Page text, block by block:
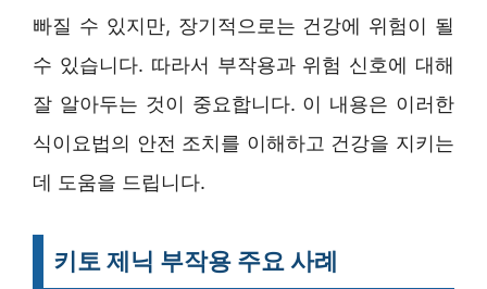
빠질 수 있지만, 장기적으로는 건강에 위험이 될
수 있습니다. 따라서 부작용과 위험 신호에 대해
잘 알아두는 것이 중요합니다. 이 내용은 이러한
식이요법의 안전 조치를 이해하고 건강을 지키는
데 도움을 드립니다.
키토 제닉 부작용 주요 사례